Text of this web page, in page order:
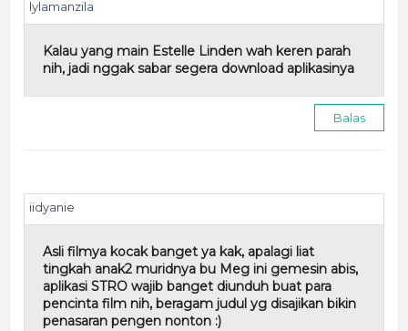
lylamanzila
Kalau yang main Estelle Linden wah keren parah
nih, jadi nggak sabar segera download aplikasinya
Balas
iidyanie
Asli filmya kocak banget ya kak, apalagi liat
tingkah anak2 muridnya bu Meg ini gemesin abis,
aplikasi STRO wajib banget diunduh buat para
pencinta film nih, beragam judul yg disajikan bikin
penasaran pengen nonton :)